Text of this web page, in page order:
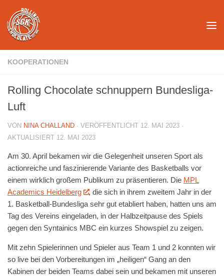
Unter dem Inhalt
KOOPERATIONEN
Rolling Chocolate schnuppern Bundesliga-
Luft
VON NINA CHALLAND · VERÖFFENTLICHT 12. MAI 2023 ·
AKTUALISIERT 12. MAI 2023
Am 30. April bekamen wir die Gelegenheit unseren Sport als
actionreiche und faszinierende Variante des Basketballs vor
einem wirklich großem Publikum zu präsentieren. Die MPL
Academics Heidelberg
, die sich in ihrem zweitem Jahr in der
1. Basketball-Bundesliga sehr gut etabliert haben, hatten uns am
Tag des Vereins eingeladen, in der Halbzeitpause des Spiels
gegen den Syntainics MBC ein kurzes Showspiel zu zeigen.
Mit zehn Spielerinnen und Spieler aus Team 1 und 2 konnten wir
so live bei den Vorbereitungen im „heiligen“ Gang an den
Kabinen der beiden Teams dabei sein und bekamen mit unseren